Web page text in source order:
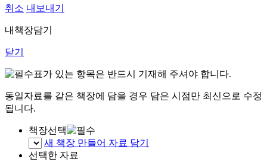
취소 내보내기
내책장담기
닫기
표가 있는 항목은 반드시 기재해 주셔야 합니다.
동일자료를 같은 책장에 담을 경우 담은 시점만 최신으로 수정
됩니다.
책장선택
새 책장 만들어 자료 담기
선택한 자료